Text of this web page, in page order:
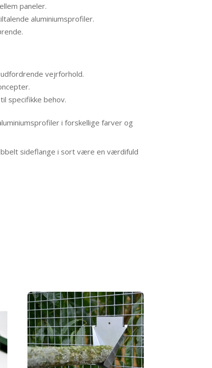
paneler.
aluminiumsprofiler.
vejrforhold.
specifikke behov.
i forskellige farver og
sideflange i sort være en værdifuld